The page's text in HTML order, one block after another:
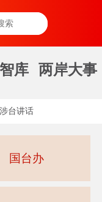
库 两岸大事
台讲话
国台办